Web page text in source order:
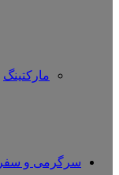
مارکتینگ
سرگرمی و سفر